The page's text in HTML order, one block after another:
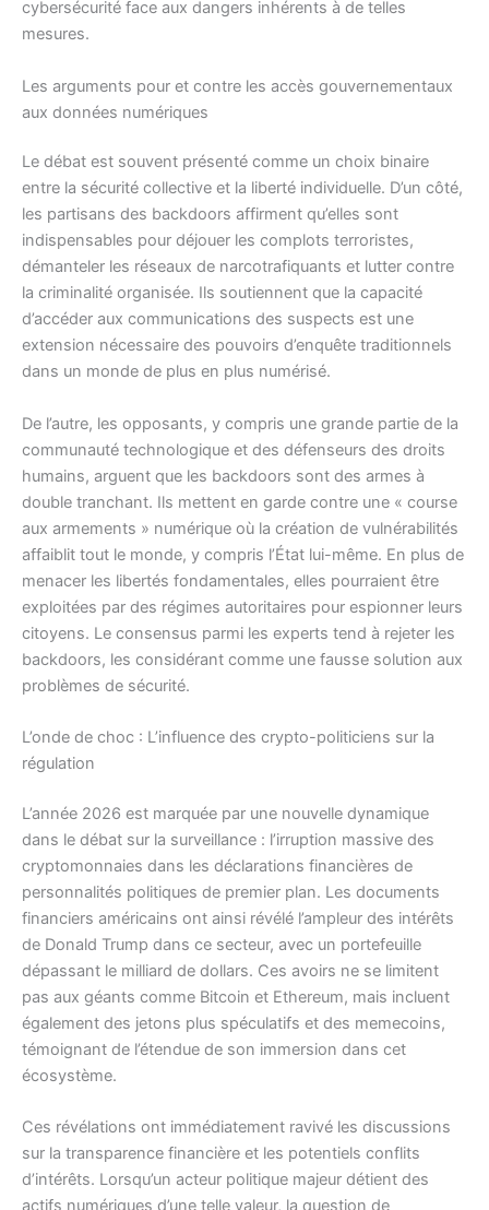
cybersécurité face aux dangers inhérents à de telles
mesures.
Les arguments pour et contre les accès gouvernementaux
aux données numériques
Le débat est souvent présenté comme un choix binaire
entre la sécurité collective et la liberté individuelle. D’un côté,
les partisans des backdoors affirment qu’elles sont
indispensables pour déjouer les complots terroristes,
démanteler les réseaux de narcotrafiquants et lutter contre
la criminalité organisée. Ils soutiennent que la capacité
d’accéder aux communications des suspects est une
extension nécessaire des pouvoirs d’enquête traditionnels
dans un monde de plus en plus numérisé.
De l’autre, les opposants, y compris une grande partie de la
communauté technologique et des défenseurs des droits
humains, arguent que les backdoors sont des armes à
double tranchant. Ils mettent en garde contre une « course
aux armements » numérique où la création de vulnérabilités
affaiblit tout le monde, y compris l’État lui-même. En plus de
menacer les libertés fondamentales, elles pourraient être
exploitées par des régimes autoritaires pour espionner leurs
citoyens. Le consensus parmi les experts tend à rejeter les
backdoors, les considérant comme une fausse solution aux
problèmes de sécurité.
L’onde de choc : L’influence des crypto-politiciens sur la
régulation
L’année 2026 est marquée par une nouvelle dynamique
dans le débat sur la surveillance : l’irruption massive des
cryptomonnaies dans les déclarations financières de
personnalités politiques de premier plan. Les documents
financiers américains ont ainsi révélé l’ampleur des intérêts
de Donald Trump dans ce secteur, avec un portefeuille
dépassant le milliard de dollars. Ces avoirs ne se limitent
pas aux géants comme Bitcoin et Ethereum, mais incluent
également des jetons plus spéculatifs et des memecoins,
témoignant de l’étendue de son immersion dans cet
écosystème.
Ces révélations ont immédiatement ravivé les discussions
sur la transparence financière et les potentiels conflits
d’intérêts. Lorsqu’un acteur politique majeur détient des
actifs numériques d’une telle valeur, la question de